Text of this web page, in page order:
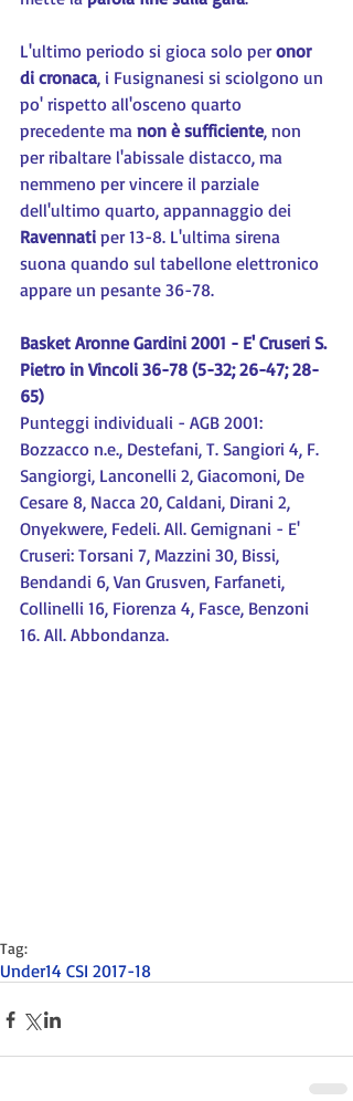
L'ultimo periodo si gioca solo per onor
di cronaca, i Fusignanesi si sciolgono un
po' rispetto all'osceno quarto
precedente ma non è sufficiente, non
per ribaltare l'abissale distacco, ma
nemmeno per vincere il parziale
dell'ultimo quarto, appannaggio dei
Ravennati per 13-8. L'ultima sirena
suona quando sul tabellone elettronico
appare un pesante 36-78.
Basket Aronne Gardini 2001 - E' Cruseri S.
Pietro in Vincoli 36-78 (5-32; 26-47; 28-
65)
Punteggi individuali - AGB 2001:
Bozzacco n.e., Destefani, T. Sangiori 4, F.
Sangiorgi, Lanconelli 2, Giacomoni, De
Cesare 8, Nacca 20, Caldani, Dirani 2,
Onyekwere, Fedeli. All. Gemignani - E'
Cruseri: Torsani 7, Mazzini 30, Bissi,
Bendandi 6, Van Grusven, Farfaneti,
Collinelli 16, Fiorenza 4, Fasce, Benzoni
16. All. Abbondanza.
Tag:
Under14 CSI 2017-18